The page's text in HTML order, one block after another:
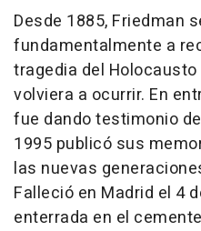
Desde 1885, Friedman
fundamentalmente a
tragedia del
volviera a ocurrir. En
fue dando testimonio
1995 publicó sus
las nuevas
Falleció en Madrid el 4
enterrada en el